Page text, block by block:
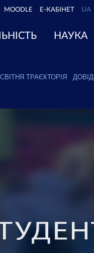
MOODLE Е-КАБІНЕТ UA
НАУКА
ТРАЄКТОРІЯ